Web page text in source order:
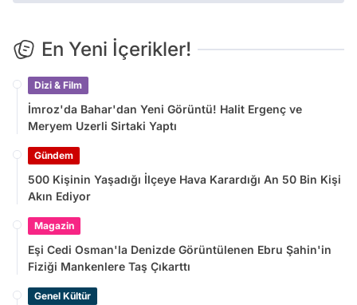
En Yeni İçerikler!
Dizi & Film
İmroz'da Bahar'dan Yeni Görüntü! Halit Ergenç ve
Meryem Uzerli Sirtaki Yaptı
Gündem
500 Kişinin Yaşadığı İlçeye Hava Karardığı An 50 Bin Kişi
Akın Ediyor
Magazin
Eşi Cedi Osman'la Denizde Görüntülenen Ebru Şahin'in
Fiziği Mankenlere Taş Çıkarttı
Genel Kültür